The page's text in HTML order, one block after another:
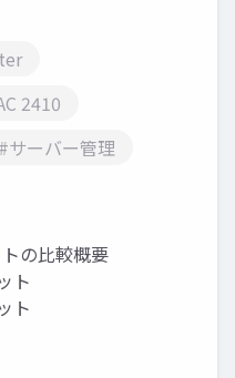
2410
#サーバー管理
の比較概要
ト
ト